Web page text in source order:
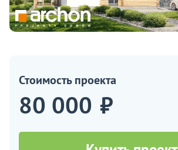
Стоимость проекта
80 000 ₽